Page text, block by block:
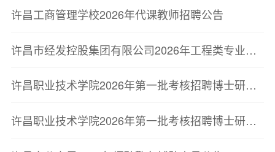
许昌工商管理学校2026年代课教师招聘公告
许昌市经发控股集团有限公司2026年工程类专业人员招聘总成绩及拟录用人员公示
许昌职业技术学院2026年第一批考核招聘博士研究生递补人员考察结果公告
许昌职业技术学院2026年第一批考核招聘博士研究生考察结果公告